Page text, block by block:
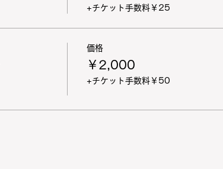
+チケット手数料￥25
価格
￥2,000
+チケット手数料￥50